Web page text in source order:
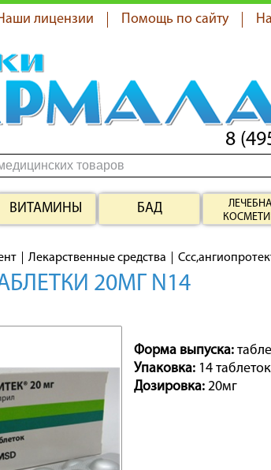
лицензии Помощь по сайту
8
ВИТАМИНЫ БАД
Лекарственные средства
20МГ N14
Форма выпуска:
Упаковка: 14 таблеток
Дозировка: 20мг